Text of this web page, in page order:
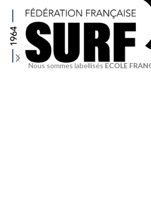
Nous sommes labellisés ECOLE